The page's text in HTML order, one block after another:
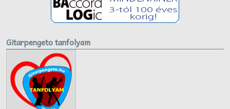
Gitarpengeto tanfolyam